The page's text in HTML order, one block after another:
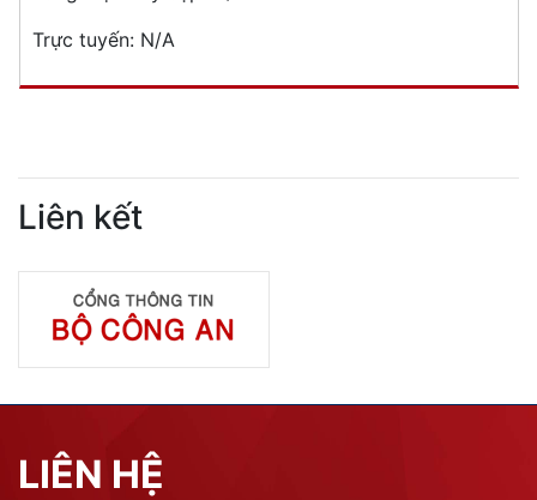
Trực tuyến: N/A
Liên kết
LIÊN HỆ